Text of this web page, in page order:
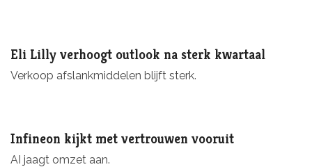
Eli Lilly verhoogt outlook na sterk kwartaal
Verkoop afslankmiddelen blijft sterk.
Infineon kijkt met vertrouwen vooruit
AI jaagt omzet aan.